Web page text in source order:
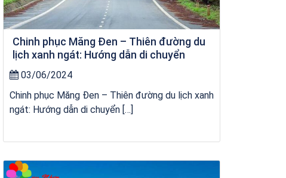
Chinh phục Măng Đen – Thiên đường du
lịch xanh ngát: Hướng dẫn di chuyển
03/06/2024
Chinh phục Măng Đen – Thiên đường du lịch xanh
ngát: Hướng dẫn di chuyển […]